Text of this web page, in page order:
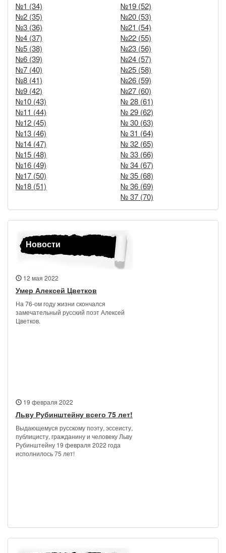
№1 (34)
№2 (35)
№3 (36)
№4 (37)
№5 (38)
№6 (39)
№7 (40)
№8 (41)
№9 (42)
№10 (43)
№11 (44)
№12 (45)
№13 (46)
№14 (47)
№15 (48)
№16 (49)
№17 (50)
№18 (51)
№19 (52)
№20 (53)
№21 (54)
№22 (55)
№23 (56)
№24 (57)
№25 (58)
№26 (59)
№27 (60)
№ 28 (61)
№ 29 (62)
№ 30 (63)
№ 31 (64)
№ 32 (65)
№ 33 (66)
№ 34 (67)
№ 35 (68)
№ 36 (69)
№ 37 (70)
Новости
12 мая 2022
Умер Алексей Цветков
На 76-ом году жизни скончался
замечательный русский поэт Алексей
Цветков.
19 февраля 2022
Льву Рубинштейну всего 75 лет!
Выдающемуся русскому поэту, эссеисту,
публицисту, гражданину и человеку Льву
Рубинштейну 19 февраля 2022 года
исполнилось 75 лет!